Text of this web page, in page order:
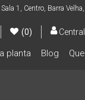
Sala 1 , Centro, Barra Velha,
(0)
Blog
planta